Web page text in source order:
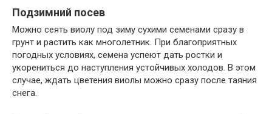
Подзимний посев
Можно сеять виолу под зиму сухими семенами сразу в
грунт и растить как многолетник. При благоприятных
погодных условиях, семена успеют дать ростки и
укорениться до наступления устойчивых холодов. В этом
случае, ждать цветения виолы можно сразу после таяния
снега.